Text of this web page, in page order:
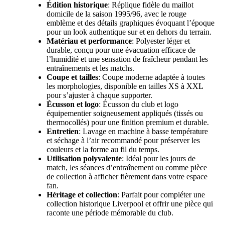
Édition historique: Réplique fidèle du maillot
domicile de la saison 1995/96, avec le rouge
emblème et des détails graphiques évoquant l’époque
pour un look authentique sur et en dehors du terrain.
Matériau et performance: Polyester léger et
durable, conçu pour une évacuation efficace de
l’humidité et une sensation de fraîcheur pendant les
entraînements et les matchs.
Coupe et tailles: Coupe moderne adaptée à toutes
les morphologies, disponible en tailles XS à XXL
pour s’ajuster à chaque supporter.
Écusson et logo: Écusson du club et logo
équipementier soigneusement appliqués (tissés ou
thermocollés) pour une finition premium et durable.
Entretien: Lavage en machine à basse température
et séchage à l’air recommandé pour préserver les
couleurs et la forme au fil du temps.
Utilisation polyvalente: Idéal pour les jours de
match, les séances d’entraînement ou comme pièce
de collection à afficher fièrement dans votre espace
fan.
Héritage et collection: Parfait pour compléter une
collection historique Liverpool et offrir une pièce qui
raconte une période mémorable du club.